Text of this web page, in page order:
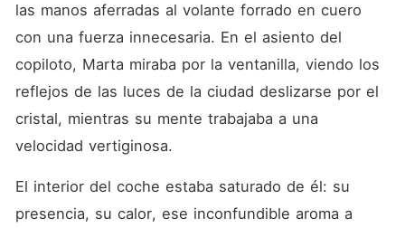
las manos aferradas al volante forrado en cuero
con una fuerza innecesaria. En el asiento del
copiloto, Marta miraba por la ventanilla, viendo los
reflejos de las luces de la ciudad deslizarse por el
cristal, mientras su mente trabajaba a una
velocidad vertiginosa.
El interior del coche estaba saturado de él: su
presencia, su calor, ese inconfundible aroma a